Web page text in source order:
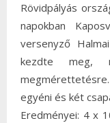
Rövidpályás
napokban
versenyző
kezdte meg,
egyéni és két
Eredményei: 4 x